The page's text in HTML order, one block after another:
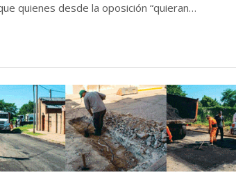
quienes desde la oposición “quieran…